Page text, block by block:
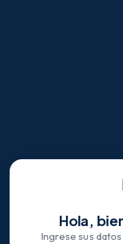
Hola,
Ingrese sus